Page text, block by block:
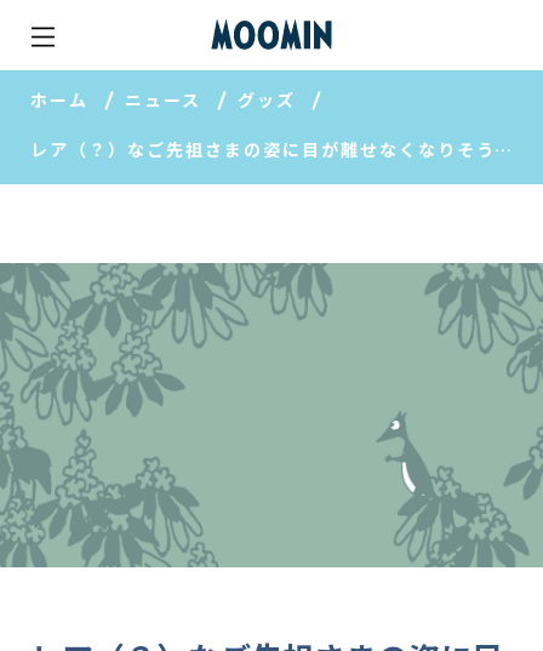
ホーム ニュース グッズ
レア（？）なご先祖さまの姿に目が離せなくなりそう。